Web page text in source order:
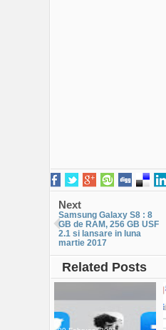
Next
Samsung Galaxy S8 : 8
GB de RAM, 256 GB USF
2.1 si lansare in luna
martie 2017
Related Posts